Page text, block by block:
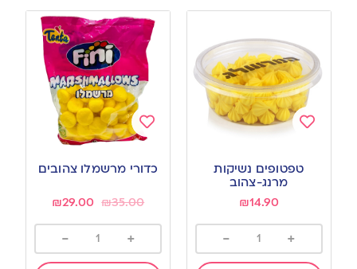
to
wishlist
טפטופים נשיקות
מרנג-צהוב
₪14.90
+
-
Add
to
כדורי מרשמלו צהובים
₪35.00
₪29.00
+
-